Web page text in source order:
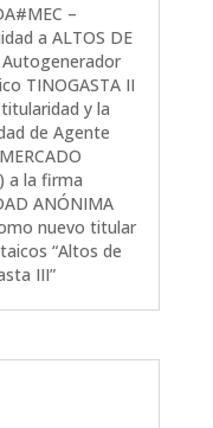
–
a ALTOS DE
Autogenerador
TINOGASTA II
y la
de Agente
a la firma
ANÓNIMA
nuevo titular
“Altos de
III”